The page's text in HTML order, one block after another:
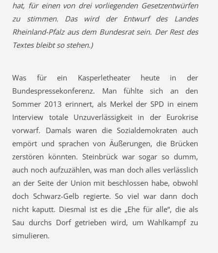
hat, für einen von drei vorliegenden Gesetzentwürfen
zu stimmen. Das wird der Entwurf des Landes
Rheinland-Pfalz aus dem Bundesrat sein. Der Rest des
Textes bleibt so stehen.)
Was für ein Kasperletheater heute in der
Bundespressekonferenz. Man fühlte sich an den
Sommer 2013 erinnert, als Merkel der SPD in einem
Interview totale Unzuverlässigkeit in der Eurokrise
vorwarf. Damals waren die Sozialdemokraten auch
empört und sprachen von Äußerungen, die Brücken
zerstören könnten. Steinbrück war sogar so dumm,
auch noch aufzuzählen, was man doch alles verlässlich
an der Seite der Union mit beschlossen habe, obwohl
doch Schwarz-Gelb regierte. So viel war dann doch
nicht kaputt. Diesmal ist es die „Ehe für alle“, die als
Sau durchs Dorf getrieben wird, um Wahlkampf zu
simulieren.